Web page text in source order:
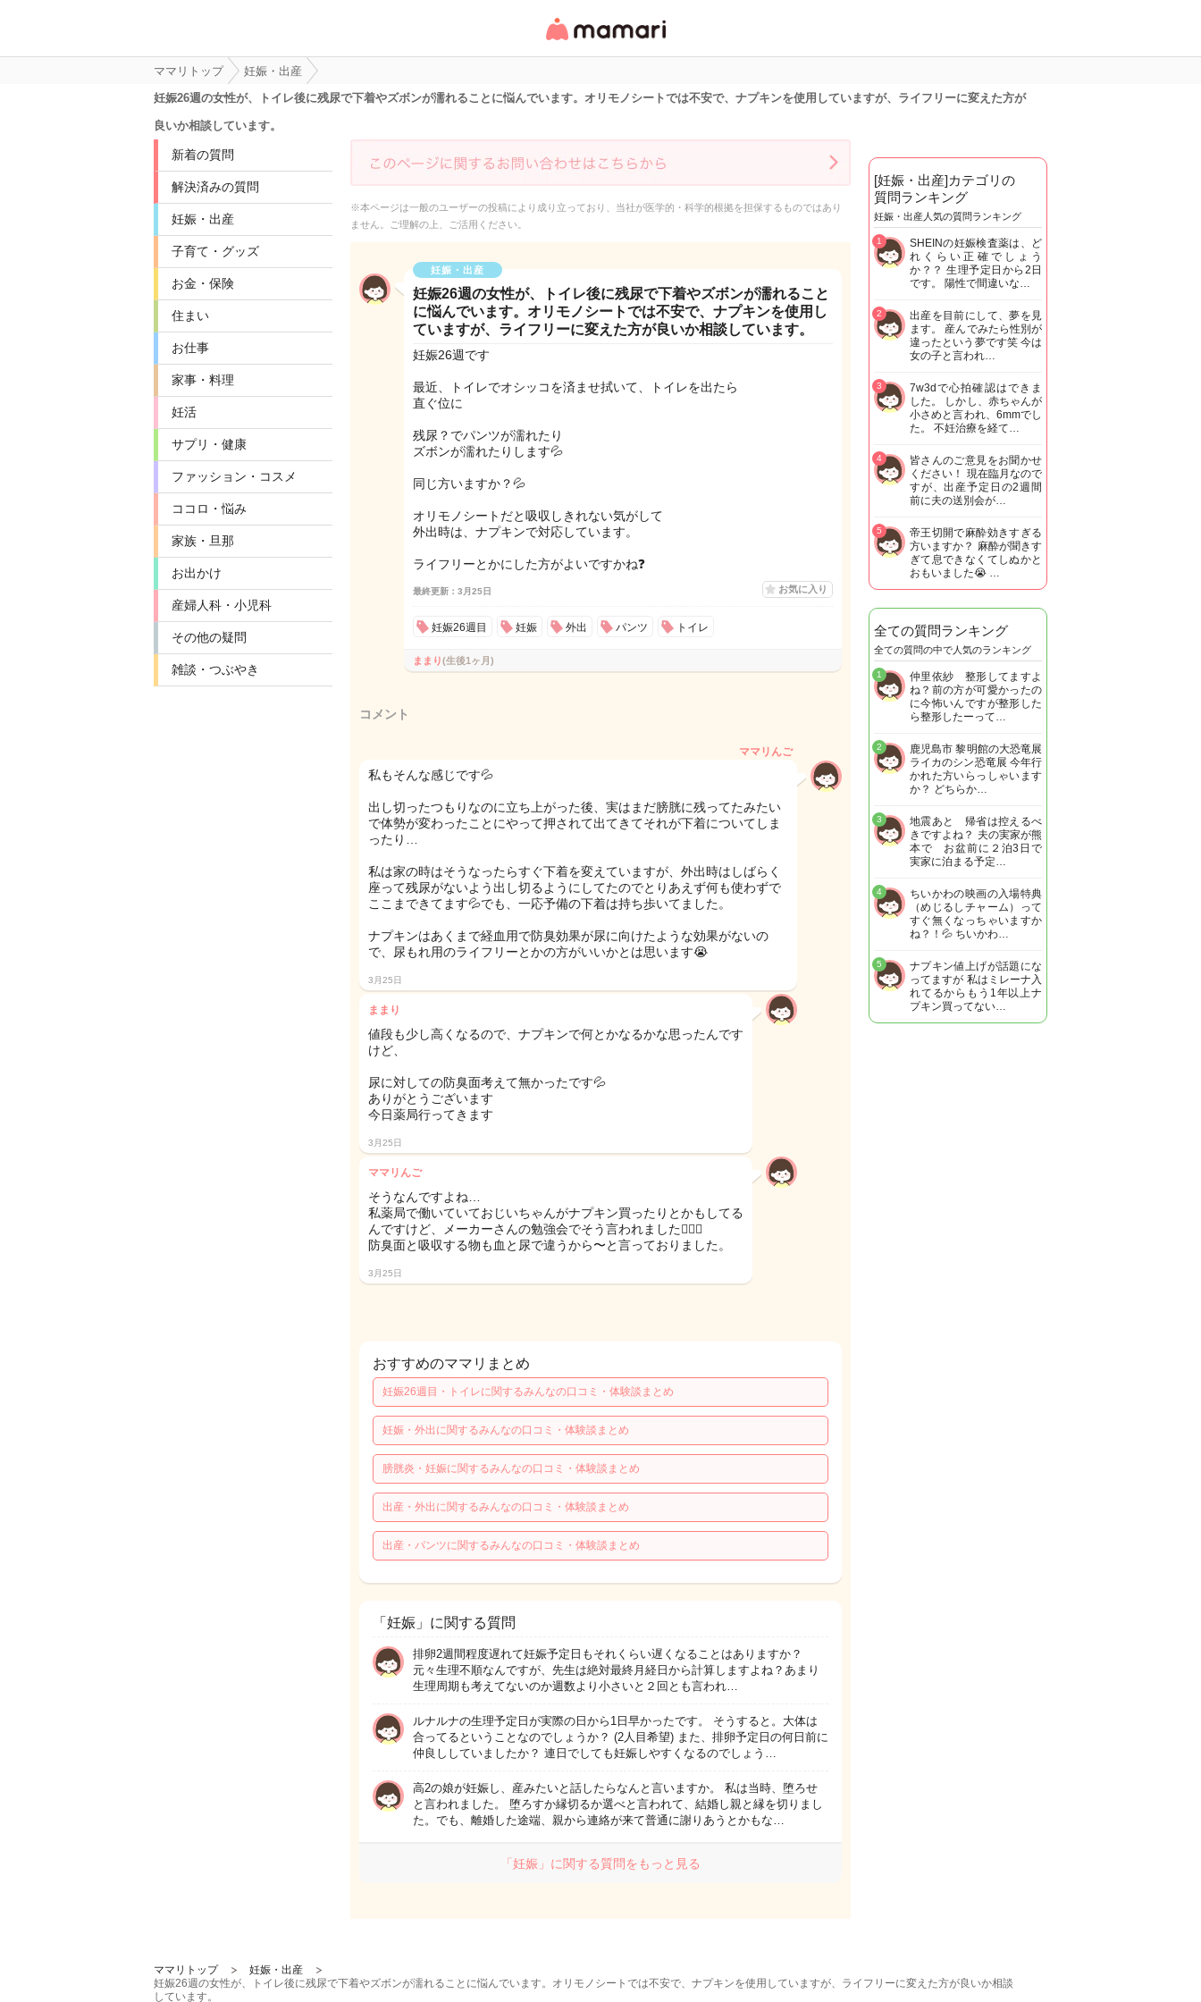
リ・情報サイト
ママリトップ
妊娠・出産
妊娠26週の女性が、トイレ後に残尿で下着やズボンが濡れることに悩んでいます。オリモノシートでは不安で、ナプキンを使用していますが、ライフリーに変えた方が
良いか相談しています。
新着の質問
解決済みの質問
妊娠・出産
子育て・グッズ
お金・保険
住まい
お仕事
家事・料理
妊活
サプリ・健康
ファッション・コスメ
ココロ・悩み
家族・旦那
お出かけ
産婦人科・小児科
その他の疑問
雑談・つぶやき
※本ページは一般のユーザーの投稿により成り立っており、当社が医学的・科学的根拠を担保するものではあり
ません。ご理解の上、ご活用ください。
妊娠・出産
妊娠26週の女性が、トイレ後に残尿で下着やズボンが濡れること
に悩んでいます。オリモノシートでは不安で、ナプキンを使用し
ていますが、ライフリーに変えた方が良いか相談しています。
妊娠26週です
最近、トイレでオシッコを済ませ拭いて、トイレを出たら
直ぐ位に
残尿？でパンツが濡れたり
ズボンが濡れたりします💦
同じ方いますか？💦
オリモノシートだと吸収しきれない気がして
外出時は、ナプキンで対応しています。
ライフリーとかにした方がよいですかね❓
最終更新：3月25日 お気に入り
妊娠26週目 妊娠 外出 パンツ トイレ
ままり(生後1ヶ月)
コメント
ママリんご
私もそんな感じです💦
出し切ったつもりなのに立ち上がった後、実はまだ膀胱に残ってたみたい
で体勢が変わったことにやって押されて出てきてそれが下着についてしま
ったり…
私は家の時はそうなったらすぐ下着を変えていますが、外出時はしばらく
座って残尿がないよう出し切るようにしてたのでとりあえず何も使わずで
ここまできてます💦でも、一応予備の下着は持ち歩いてました。
ナプキンはあくまで経血用で防臭効果が尿に向けたような効果がないの
で、尿もれ用のライフリーとかの方がいいかとは思います😭
3月25日
ままり
値段も少し高くなるので、ナプキンで何とかなるかな思ったんです
けど、
尿に対しての防臭面考えて無かったです💦
ありがとうございます
今日薬局行ってきます
3月25日
ママリんご
そうなんですよね…
私薬局で働いていておじいちゃんがナプキン買ったりとかもしてる
んですけど、メーカーさんの勉強会でそう言われました🙆🏻‍♀️
防臭面と吸収する物も血と尿で違うから〜と言っておりました。
3月25日
おすすめのママリまとめ
妊娠26週目・トイレに関するみんなの口コミ・体験談まとめ
妊娠・外出に関するみんなの口コミ・体験談まとめ
膀胱炎・妊娠に関するみんなの口コミ・体験談まとめ
出産・外出に関するみんなの口コミ・体験談まとめ
出産・パンツに関するみんなの口コミ・体験談まとめ
「妊娠」に関する質問
排卵2週間程度遅れて妊娠予定日もそれくらい遅くなることはありますか？
元々生理不順なんですが、先生は絶対最終月経日から計算しますよね？あまり
生理周期も考えてないのか週数より小さいと２回とも言われ…
ルナルナの生理予定日が実際の日から1日早かったです。 そうすると。大体は
合ってるということなのでしょうか？ (2人目希望) また、排卵予定日の何日前に
仲良ししていましたか？ 連日でしても妊娠しやすくなるのでしょう…
高2の娘が妊娠し、産みたいと話したらなんと言いますか。 私は当時、堕ろせ
と言われました。 堕ろすか縁切るか選べと言われて、結婚し親と縁を切りまし
た。でも、離婚した途端、親から連絡が来て普通に謝りあうとかもな…
「妊娠」に関する質問をもっと見る
[妊娠・出産]カテゴリの
質問ランキング
妊娠・出産人気の質問ランキング
SHEINの妊娠検査薬は、ど
れくらい正確でしょう
か？？ 生理予定日から2日
です。 陽性で間違いな…
1
出産を目前にして、夢を見
ます。 産んでみたら性別が
違ったという夢です笑 今は
女の子と言われ…
2
7w3dで心拍確認はできま
した。 しかし、赤ちゃんが
小さめと言われ、6mmでし
た。 不妊治療を経て…
3
皆さんのご意見をお聞かせ
ください！ 現在臨月なので
すが、出産予定日の2週間
前に夫の送別会が…
4
帝王切開で麻酔効きすぎる
方いますか？ 麻酔が聞きす
ぎて息できなくてしぬかと
おもいました😭 …
5
全ての質問ランキング
全ての質問の中で人気のランキング
仲里依紗 整形してますよ
ね？前の方が可愛かったの
に今怖いんですが整形した
ら整形したーって…
1
鹿児島市 黎明館の大恐竜展
ライカのシン恐竜展 今年行
かれた方いらっしゃいます
か？ どちらか…
2
地震あと 帰省は控えるべ
きですよね？ 夫の実家が熊
本で お盆前に２泊3日で
実家に泊まる予定…
3
ちいかわの映画の入場特典
（めじるしチャーム）って
すぐ無くなっちゃいますか
ね？！💦 ちいかわ…
4
ナプキン値上げが話題にな
ってますが 私はミレーナ入
れてるからもう1年以上ナ
プキン買ってない…
5
ママリトップ
妊娠・出産
妊娠26週の女性が、トイレ後に残尿で下着やズボンが濡れることに悩んでいます。オリモノシートでは不安で、ナプキンを使用していますが、ライフリーに変えた方が良いか相談
しています。